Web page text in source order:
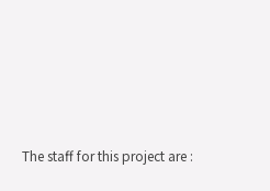
The staff for this project are :